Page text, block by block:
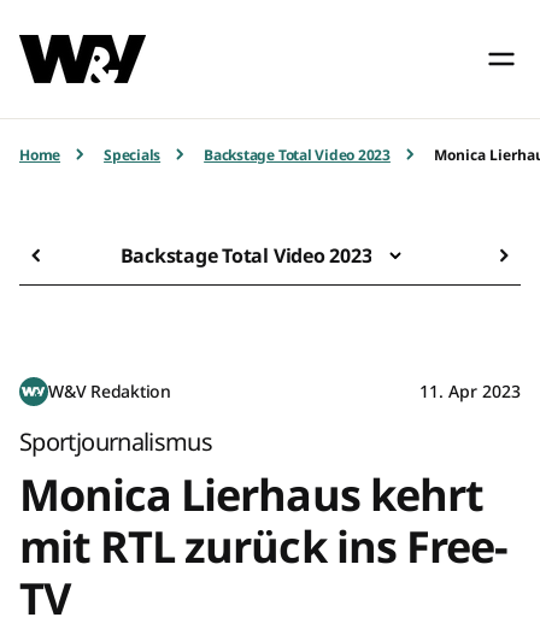
Home Specials Backstage Total Video 2023 Monica
Backstage Total Video 2023
W&V Redaktion 11. Apr 2023
Sportjournalismus
Monica Lierhaus kehrt
mit RTL zurück ins Free-
TV